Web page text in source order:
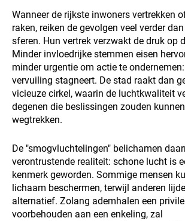
Wanneer de rijkste inwoners vertrekken
raken, reiken de gevolgen veel verder
sferen. Hun vertrek verzwakt de druk op
Minder invloedrijke stemmen eisen
minder urgentie om actie te
vervuiling stagneert. De stad raakt dan
vicieuze cirkel, waarin de luchtkwaliteit
degenen die beslissingen zouden
wegtrekken.
De "smogvluchtelingen" belichamen
verontrustende realiteit: schone lucht is
kenmerk geworden. Sommige mensen
lichaam beschermen, terwijl anderen
alternatief. Zolang ademhalen een
voorbehouden aan een enkeling, zal